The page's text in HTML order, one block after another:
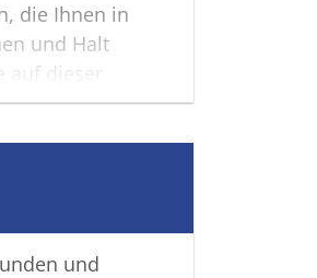
die Ihnen in
und Halt
auf dieser
und so das
GmbH
und